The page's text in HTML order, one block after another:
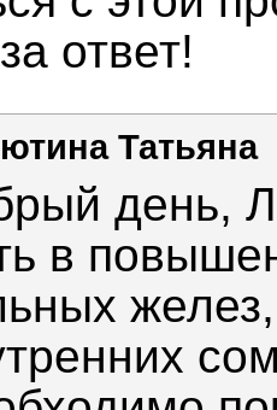
ответ!
Татьяна
день,
в